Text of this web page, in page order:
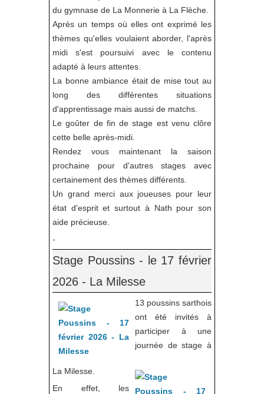
du gymnase de La Monnerie à La Flèche.
Après un temps où elles ont exprimé les
thèmes qu'elles voulaient aborder, l'après
midi s'est poursuivi avec le contenu
adapté à leurs attentes.
La bonne ambiance était de mise tout au
long des différentes situations
d'apprentissage mais aussi de matchs.
Le goûter de fin de stage est venu clôre
cette belle après-midi.
Rendez vous maintenant la saison
prochaine pour d'autres stages avec
certainement des thèmes différents.
Un grand merci aux joueuses pour leur
état d'esprit et surtout à Nath pour son
aide précieuse.
-
Stage Poussins - le 17 février
2026 - La Milesse
13 poussins sarthois
ont été invités à
participer à une
journée de stage à
La Milesse.
En effet, les